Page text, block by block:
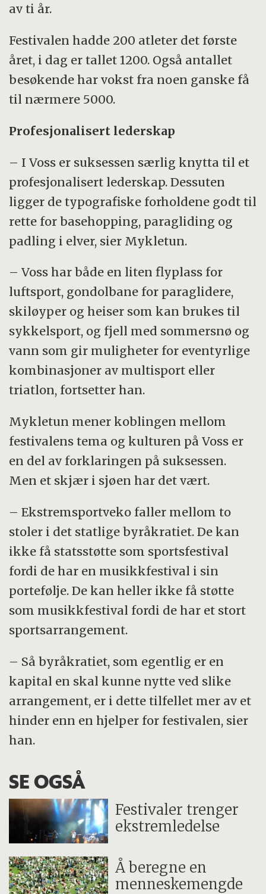
av ti år.
Festivalen hadde 200 atleter det første
året, i dag er tallet 1200. Også antallet
besøkende har vokst fra noen ganske få
til nærmere 5000.
Profesjonalisert lederskap
– I Voss er suksessen særlig knytta til et
profesjonalisert lederskap. Dessuten
ligger de typografiske forholdene godt til
rette for basehopping, paragliding og
padling i elver, sier Mykletun.
– Voss har både en liten flyplass for
luftsport, gondolbane for paraglidere,
skiløyper og heiser som kan brukes til
sykkelsport, og fjell med sommersnø og
vann som gir muligheter for eventyrlige
kombinasjoner av multisport eller
triatlon, fortsetter han.
Mykletun mener koblingen mellom
festivalens tema og kulturen på Voss er
en del av forklaringen på suksessen.
Men et skjær i sjøen har det vært.
– Ekstremsportveko faller mellom to
stoler i det statlige byråkratiet. De kan
ikke få statsstøtte som sportsfestival
fordi de har en musikkfestival i sin
portefølje. De kan heller ikke få støtte
som musikkfestival fordi de har et stort
sportsarrangement.
– Så byråkratiet, som egentlig er en
kapital en skal kunne nytte ved slike
arrangement, er i dette tilfellet mer av et
hinder enn en hjelper for festivalen, sier
han.
SE OGSÅ
Festivaler trenger
ekstremledelse
Å beregne en
menneskemengde